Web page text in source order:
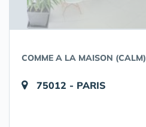
COMME A LA MAISON (CALM)
75012 - PARIS